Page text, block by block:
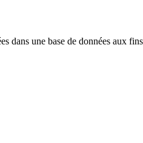
dans une base de données aux